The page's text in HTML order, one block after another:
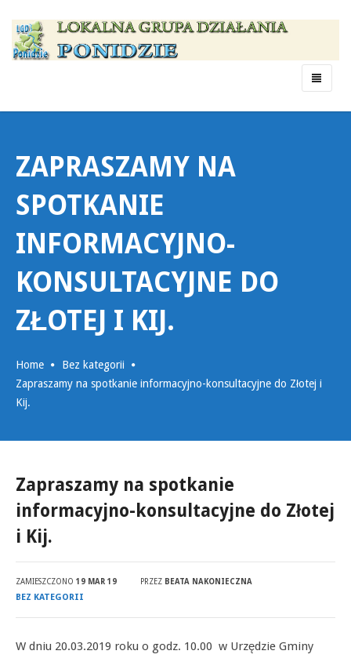
Menu
ZAPRASZAMY NA
SPOTKANIE
INFORMACYJNO-
KONSULTACYJNE DO
ZŁOTEJ I KIJ.
Home
Bez kategorii
Zapraszamy na spotkanie informacyjno-konsultacyjne do Złotej i
Kij.
Zapraszamy na spotkanie
informacyjno-konsultacyjne do Złotej
i Kij.
ZAMIESZCZONO 19 MAR 19 PRZEZ BEATA NAKONIECZNA
BEZ KATEGORII
W dniu 20.03.2019 roku o godz. 10.00 w Urzędzie Gminy